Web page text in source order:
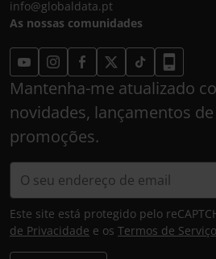
info@globaldata.pt
As nossas comunidades
Mantenha-me atualizado
novidades, lançamentos
promoções.
Este site está protegido pelo
de Privacidade e os Termos de Serviço